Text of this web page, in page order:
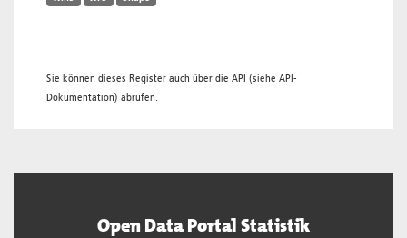
Sie können dieses Register auch über die API (siehe API-
Dokumentation) abrufen.
Open Data Portal Statistik